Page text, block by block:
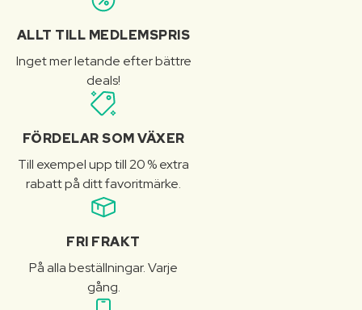
ALLT TILL MEDLEMSPRIS
Inget mer letande efter bättre
deals!
FÖRDELAR SOM VÄXER
Till exempel upp till 20 % extra
rabatt på ditt favoritmärke.
FRI FRAKT
På alla beställningar. Varje
gång.